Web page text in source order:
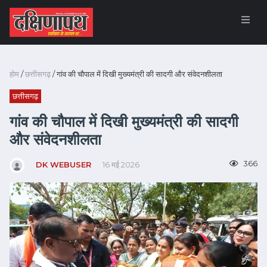
होम/छत्तीसगढ़/ गांव की चौपाल में दिखी मुख्यमंत्री की सादगी और संवेदनशीलता
छत्तीसगढ़
गांव की चौपाल में दिखी मुख्यमंत्री की सादगी
और संवेदनशीलता
DK WEBUSER 16 मई 2026 366